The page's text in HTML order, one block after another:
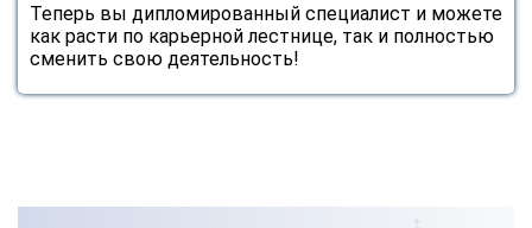
Теперь вы дипломированный специалист и можете
как расти по карьерной лестнице, так и полностью
сменить свою деятельность!